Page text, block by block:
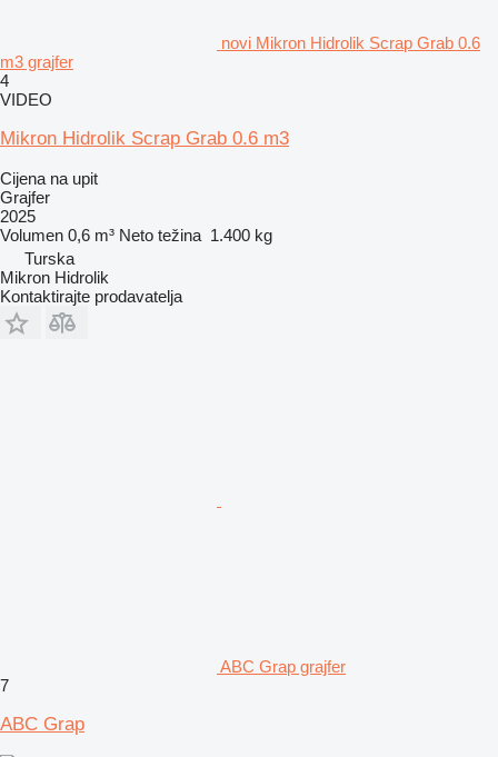
novi Mikron Hidrolik Scrap Grab 0.6
m3 grajfer
4
VIDEO
Mikron Hidrolik Scrap Grab 0.6 m3
Cijena na upit
Grajfer
2025
Volumen 0,6 m³ Neto težina 1.400 kg
Turska
Mikron Hidrolik
Kontaktirajte prodavatelja
ABC Grap grajfer
7
ABC Grap